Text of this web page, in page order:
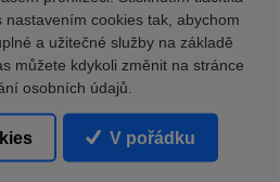
nastavením cookies tak, abychom
a užitečné služby na základě
můžete kdykoli změnit na stránce
osobních údajů.
V pořádku